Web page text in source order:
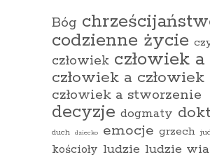
Bóg
codzienne życie
człowiek człowiek
człowiek a człowiek
człowiek a stworzenie
decyzje dogmaty
duch dziecko emocje grzech
kościoły ludzie ludzie